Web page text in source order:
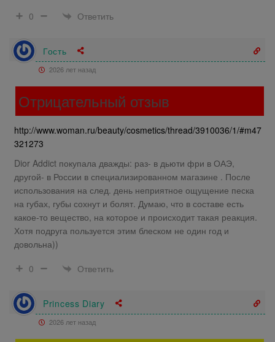
0
Ответить
Гость
2026 лет назад
Отрицательный отзыв
http://www.woman.ru/beauty/cosmetics/thread/3910036/1/#m47
321273
Dior Addict покупала дважды: раз- в дьюти фри в ОАЭ,
другой- в России в специализированном магазине . После
использования на след. день неприятное ощущение песка
на губах, губы сохнут и болят. Думаю, что в составе есть
какое-то вещество, на которое и происходит такая реакция.
Хотя подруга пользуется этим блеском не один год и
довольна))
0
Ответить
Princess Diary
2026 лет назад